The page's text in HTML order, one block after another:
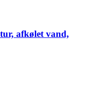
afkølet vand,